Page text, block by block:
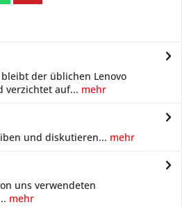
bleibt der üblichen Lenovo
verzichtet auf... mehr
und diskutieren... mehr
uns verwendeten
mehr